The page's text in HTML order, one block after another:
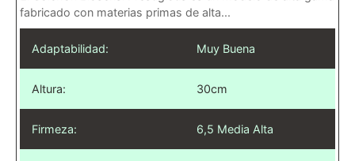
fabricado con materias primas de alta...
Adaptabilidad: Muy Buena
Altura: 30cm
Firmeza: 6,5 Media Alta